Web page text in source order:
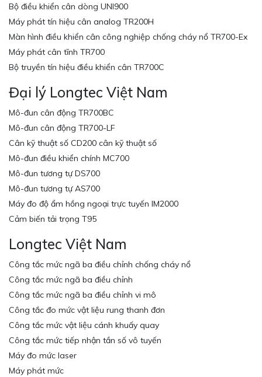
Bộ điều khiển cân dòng UNI900
Máy phát tín hiệu cân analog TR200H
Màn hình điều khiển cân công nghiệp chống cháy nổ TR700-Ex
Máy phát cân tĩnh TR700
Bộ truyền tín hiệu điều khiển cân TR700C
Đại lý Longtec Việt Nam
Mô-đun cân động TR700BC
Mô-đun cân động TR700-LF
Cân kỹ thuật số CD200 cân kỹ thuật số
Mô-đun điều khiển chính MC700
Mô-đun tương tự DS700
Mô-đun tương tự AS700
Máy đo độ ẩm hồng ngoại trực tuyến IM2000
Cảm biến tải trọng T95
Longtec Việt Nam
Công tắc mức ngã ba điều chỉnh chống cháy nổ
Công tắc mức ngã ba điều chỉnh
Công tắc mức ngã ba điều chỉnh vi mô
Công tắc đo mức vật liệu rung thanh đơn
Công tắc mức vật liệu cánh khuấy quay
Công tắc mức tiếp nhận tần số vô tuyến
Máy đo mức laser
Máy phát mức